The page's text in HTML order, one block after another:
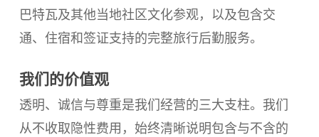
巴特瓦及其他当地社区文化参观，以及包含交
通、住宿和签证支持的完整旅行后勤服务。
我们的价值观
透明、诚信与尊重是我们经营的三大支柱。我们
从不收取隐性费用，始终清晰说明包含与不含的